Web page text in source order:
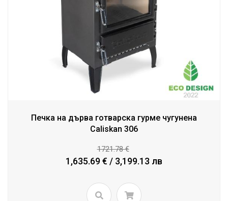
Печка на дърва готварска гурме чугунена
Caliskan 306
1721.78 €
1,635.69 € / 3,199.13 лв